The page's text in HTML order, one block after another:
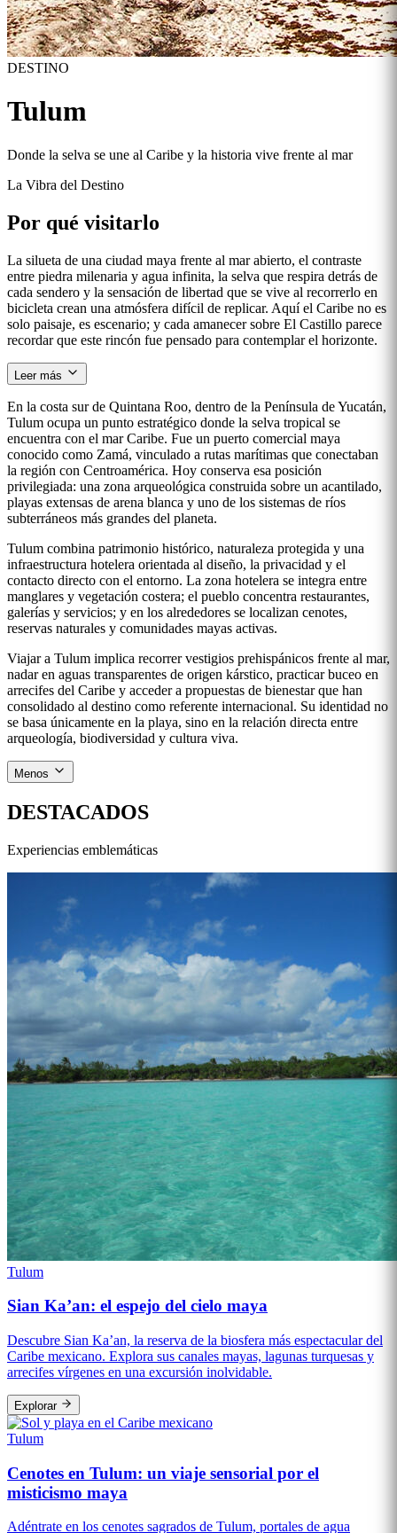
DESTINO
Tulum
Donde la selva se une al Caribe y la historia vive frente al mar
La Vibra del Destino
Por qué visitarlo
La silueta de una ciudad maya frente al mar abierto, el contraste
entre piedra milenaria y agua infinita, la selva que respira detrás de
cada sendero y la sensación de libertad que se vive al recorrerlo en
bicicleta crean una atmósfera difícil de replicar. Aquí el Caribe no es
solo paisaje, es escenario; y cada amanecer sobre El Castillo parece
recordar que este rincón fue pensado para contemplar el horizonte.
Leer más
En la costa sur de Quintana Roo, dentro de la Península de Yucatán,
Tulum ocupa un punto estratégico donde la selva tropical se
encuentra con el mar Caribe. Fue un puerto comercial maya
conocido como Zamá, vinculado a rutas marítimas que conectaban
la región con Centroamérica. Hoy conserva esa posición
privilegiada: una zona arqueológica construida sobre un acantilado,
playas extensas de arena blanca y uno de los sistemas de ríos
subterráneos más grandes del planeta.
Tulum combina patrimonio histórico, naturaleza protegida y una
infraestructura hotelera orientada al diseño, la privacidad y el
contacto directo con el entorno. La zona hotelera se integra entre
manglares y vegetación costera; el pueblo concentra restaurantes,
galerías y servicios; y en los alrededores se localizan cenotes,
reservas naturales y comunidades mayas activas.
Viajar a Tulum implica recorrer vestigios prehispánicos frente al mar,
nadar en aguas transparentes de origen kárstico, practicar buceo en
arrecifes del Caribe y acceder a propuestas de bienestar que han
consolidado al destino como referente internacional. Su identidad no
se basa únicamente en la playa, sino en la relación directa entre
arqueología, biodiversidad y cultura viva.
Menos
DESTACADOS
Experiencias emblemáticas
Tulum
Sian Ka’an: el espejo del cielo maya
Descubre Sian Ka’an, la reserva de la biosfera más espectacular del
Caribe mexicano. Explora sus canales mayas, lagunas turquesas y
arrecifes vírgenes en una excursión inolvidable.
Explorar
Tulum
Cenotes en Tulum: un viaje sensorial por el
misticismo maya
Adéntrate en los cenotes sagrados de Tulum, portales de agua